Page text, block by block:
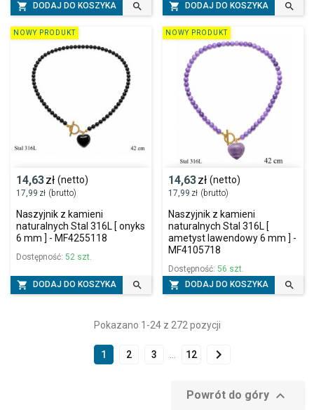
 DODAJ DO KOSZYKA   DODAJ DO KOSZYKA 
14,63zł (netto)
17,99 zł (brutto)
Naszyjnik z kamieni
naturalnych Stal 316L [ onyks
6 mm ] - MF4255118
Dostępność: 52 szt.
 DODAJ DO KOSZYKA 
NOWY PRODUKT
14,63zł (netto)
17,99 zł (brutto)
Naszyjnik z kamieni
naturalnych Stal 316L [
ametyst lawendowy 6 mm ] -
MF4105718
Dostępność: 56 szt.
 DODAJ DO KOSZYKA 
NOWY PRODUKT
Pokazano 1-24 z 272 pozycji
1 2 3 12 
Powrót do góry 